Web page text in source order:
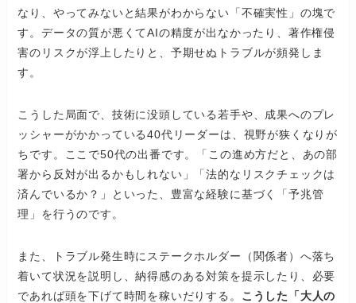
なり、やってみないと結果がわからない「不確実性」の塊で
す。データの質が悪くてAIの精度が出なかったり、著作権侵
害のリスクが浮上したりと、予期せぬトラブルが頻発しま
す。
こうした局面で、技術に没頭している若手や、成果へのプレ
ッシャーがかかっている40代リーダーは、視野が狭くなりが
ちです。ここで50代の出番です。「この進め方だと、あの部
署から反対が出るかもしれない」「法的なリスクチェックは
済んでいるか？」といった、豊富な経験に基づく「予兆管
理」を行うのです。
また、トラブル発生時にステークホルダー（関係者）へ落ち
着いて状況を説明し、納得感のある対策を提示したり、必要
であれば頭を下げて時間を稼いだりする。 こうした「大人の